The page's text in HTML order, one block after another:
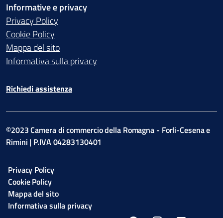
Informative e privacy
Privacy Policy
Cookie Policy
Mappa del sito
Informativa sulla privacy
Richiedi assistenza
©2023 Camera di commercio della Romagna - Forli-Cesena e
Rimini | P.IVA 04283130401
Privacy Policy
Cookie Policy
Mappa del sito
Informativa sulla privacy